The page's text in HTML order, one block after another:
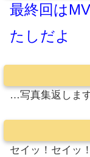
最終回は
たしだよ
…写真集返しま
セイッ！セイッ